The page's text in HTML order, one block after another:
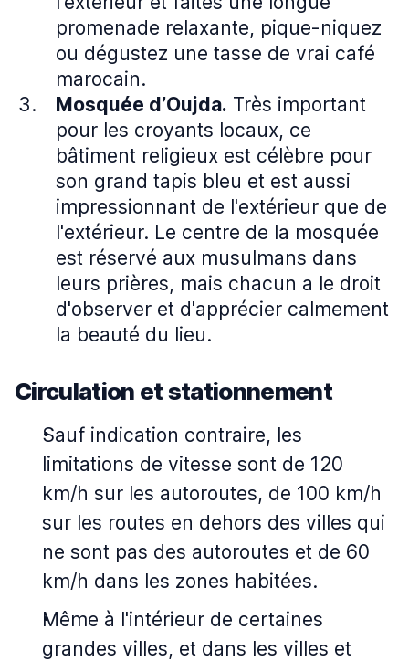
promenade relaxante, pique-niquez
ou dégustez une tasse de vrai café
marocain.
Mosquée d’Oujda. Très important
pour les croyants locaux, ce
bâtiment religieux est célèbre pour
son grand tapis bleu et est aussi
impressionnant de l'extérieur que de
l'extérieur. Le centre de la mosquée
est réservé aux musulmans dans
leurs prières, mais chacun a le droit
d'observer et d'apprécier calmement
la beauté du lieu.
Circulation et stationnement
Sauf indication contraire, les
limitations de vitesse sont de 120
km/h sur les autoroutes, de 100 km/h
sur les routes en dehors des villes qui
ne sont pas des autoroutes et de 60
km/h dans les zones habitées.
Même à l'intérieur de certaines
grandes villes, et dans les villes et